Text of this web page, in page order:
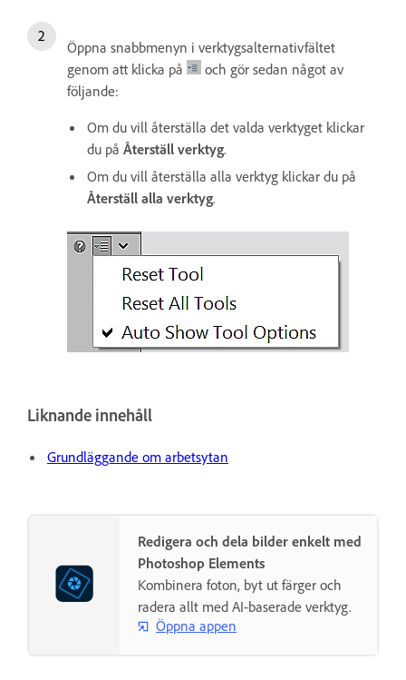
Öppna snabbmenyn i verktygsalternativfältet
genom att klicka på
och gör sedan något av
följande:
Om du vill återställa det valda verktyget klickar
du på Återställ verktyg.
Om du vill återställa alla verktyg klickar du på
Återställ alla verktyg.
Liknande innehåll
Grundläggande om arbetsytan
Redigera och dela bilder enkelt med
Photoshop Elements
Kombinera foton, byt ut färger och
radera allt med AI-baserade verktyg.
Öppna appen